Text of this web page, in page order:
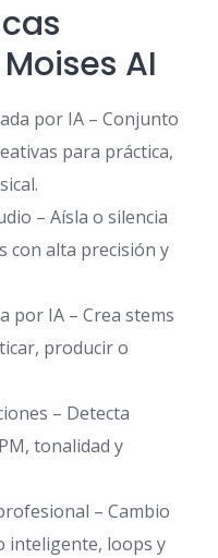
AI
por IA – Conjunto
para práctica,
– Aísla o silencia
con alta precisión y
por IA – Crea stems
producir o
– Detecta
tonalidad y
– Cambio
inteligente, loops y